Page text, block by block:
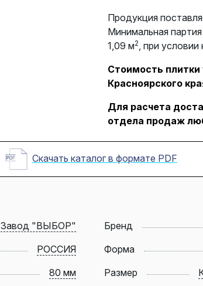
Продукция
Минимальная
1,09 м2, при условии
Стоимость плитки
Красноярского
Для расчета
отдела продаж
Скачать каталог в формате PDF
Завод "ВЫБОР" Бренд
РОССИЯ Форма
80 мм Размер